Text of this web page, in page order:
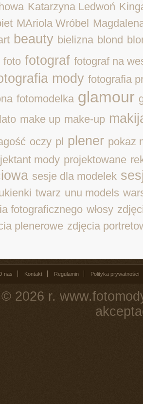
Katarzyna Ledwoń
MAriola Wróbel
beauty bielizna blond
foto fotograf fotograf na
mody fotografia
fotomodelka glamour
lato make up make-up
oczy pl plener pokaz
mody projektowane
sesje dla modelek
twarz unu models
fotograficznego włosy
plenerowe zdjęcia
nas Kontakt Regulamin Polityka prywatności
2026 r.